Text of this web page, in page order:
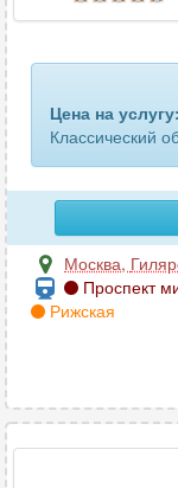
Цена на услугу:
Классический
Москва,
Проспект
Рижская